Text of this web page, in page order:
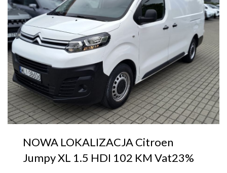
NOWA LOKALIZACJA Citroen
Jumpy XL 1.5 HDI 102 KM Vat23%